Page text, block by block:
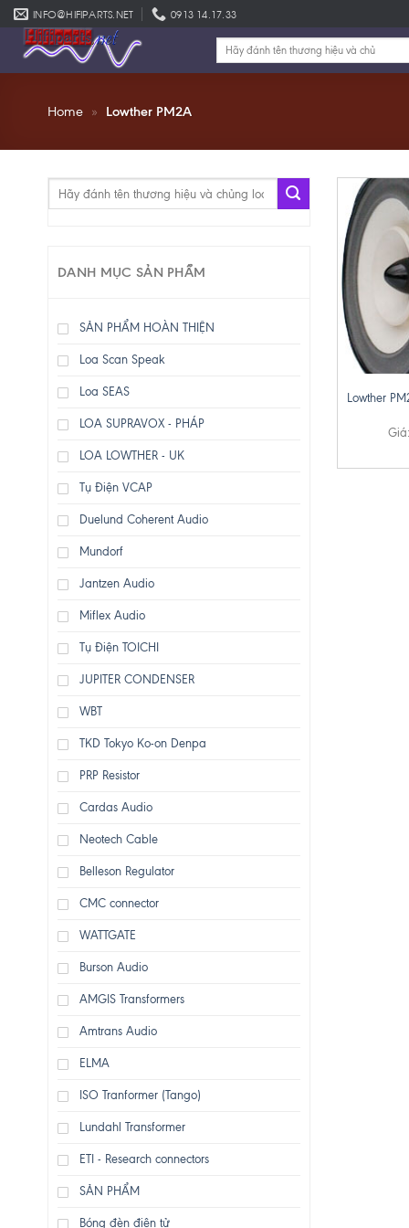
Skip
to
content
INFO@HIFIPARTS.NET 0913 14.17.33
Tìm
Home » Lowther PM2A
Tìm
DANH MỤC SẢN PHẨM
SẢN PHẨM HOÀN THIỆN
Loa Scan Speak
Loa SEAS
LOA SUPRAVOX - PHÁP
LOA LOWTHER - UK
Tụ Điện VCAP
Duelund Coherent Audio
Mundorf
Jantzen Audio
Miflex Audio
Tụ Điện TOICHI
JUPITER CONDENSER
WBT
TKD Tokyo Ko-on Denpa
PRP Resistor
Cardas Audio
Neotech Cable
Belleson Regulator
CMC connector
WATTGATE
Burson Audio
AMGIS Transformers
Amtrans Audio
ELMA
ISO Tranformer (Tango)
Lundahl Transformer
ETI - Research connectors
SẢN PHẨM
Bóng đèn điện tử
+
Lowther
Giá: